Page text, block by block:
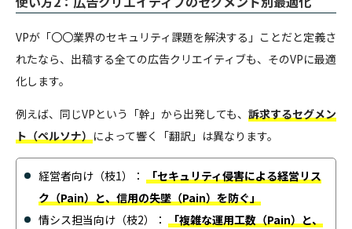
VPが「〇〇業界のセキュリティ課題を解決する」ことだと定義さ
れたなら、出稿する全ての広告クリエイティブも、そのVPに最適
化します。
例えば、同じVPという「幹」から出発しても、 訴求するセグメン
ト（ペルソナ）によって響く「翻訳」は異なります。
経営者向け（枝1）： 「セキュリティ侵害による経営リス
ク（Pain）と、信用の失墜（Pain）を防ぐ」
情シス担当向け（枝2）： 「複雑な運用工数（Pain）と、